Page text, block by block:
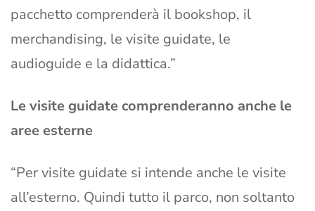
pacchetto comprenderà il bookshop, il
merchandising, le visite guidate, le
audioguide e la didattica.”
Le visite guidate comprenderanno anche le
aree esterne
“Per visite guidate si intende anche le visite
all’esterno. Quindi tutto il parco, non soltanto